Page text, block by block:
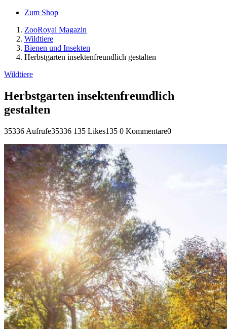
Zum Shop
ZooRoyal Magazin
Wildtiere
Bienen und Insekten
Herbstgarten insektenfreundlich gestalten
Wildtiere
Herbstgarten insektenfreundlich
gestalten
35336 Aufrufe35336 135 Likes135 0 Kommentare0